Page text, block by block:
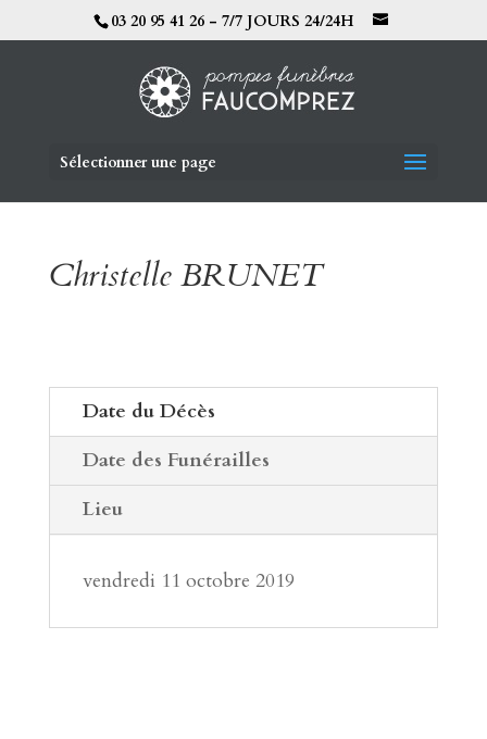
03 20 95 41 26 - 7/7 JOURS 24/24H
Sélectionner une page
Christelle BRUNET
Date du Décès
Date des Funérailles
Lieu
vendredi 11 octobre 2019